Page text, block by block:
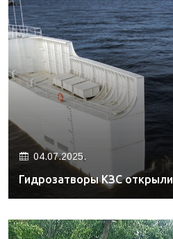
04.07.2025.
Гидрозатворы КЗС открыли